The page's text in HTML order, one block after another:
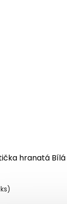
hranatá Bílá